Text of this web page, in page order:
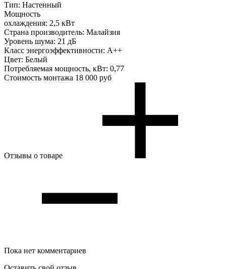
Тип: Настенный
Мощность
охлаждения: 2,5 кВт
Страна производитель: Малайзия
Уровень шума: 21 дБ
Класс энергоэффективности: A++
Цвет: Белый
Потребляемая мощность, кВт: 0,77
Стоимость монтажа 18 000 руб
Отзывы о товаре
Пока нет комментариев